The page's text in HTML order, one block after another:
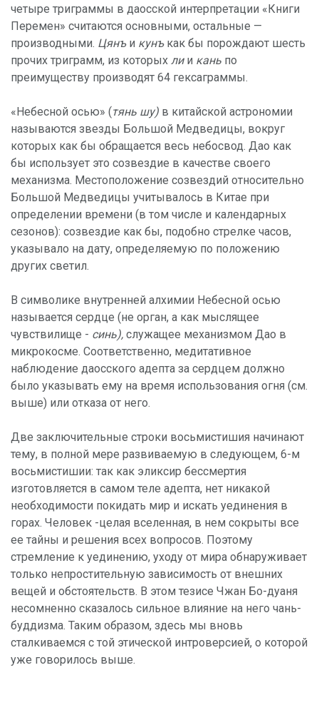
четыре триграммы в даосской интерпретации «Книги
Перемен» считаются основными, остальные —
производными. Цянъ и кунъ как бы порождают шесть
прочих триграмм, из которых ли и кань по
преимуществу производят 64 гексаграммы.
«Небесной осью» (тянь шу) в китайской астрономии
называются звезды Большой Медведицы, вокруг
которых как бы обращается весь небосвод. Дао как
бы использует это созвездие в качестве своего
механизма. Местоположение созвездий относительно
Большой Медведицы учитывалось в Китае при
определении времени (в том числе и календарных
сезонов): созвездие как бы, подобно стрелке часов,
указывало на дату, определяемую по положению
других светил.
В символике внутренней алхимии Небесной осью
называется сердце (не орган, а как мыслящее
чувствилище - синь), служащее механизмом Дао в
микрокосме. Соответственно, медитативное
наблюдение даосского адепта за сердцем должно
было указывать ему на время использования огня (см.
выше) или отказа от него.
Две заключительные строки восьмистишия начинают
тему, в полной мере развиваемую в следующем, 6-м
восьмистишии: так как эликсир бессмертия
изготовляется в самом теле адепта, нет никакой
необходимости покидать мир и искать уединения в
горах. Человек -целая вселенная, в нем сокрыты все
ее тайны и решения всех вопросов. Поэтому
стремление к уединению, уходу от мира обнаруживает
только непростительную зависимость от внешних
вещей и обстоятельств. В этом тезисе Чжан Бо-дуаня
несомненно сказалось сильное влияние на него чань-
буддизма. Таким образом, здесь мы вновь
сталкиваемся с той этической интроверсией, о которой
уже говорилось выше.